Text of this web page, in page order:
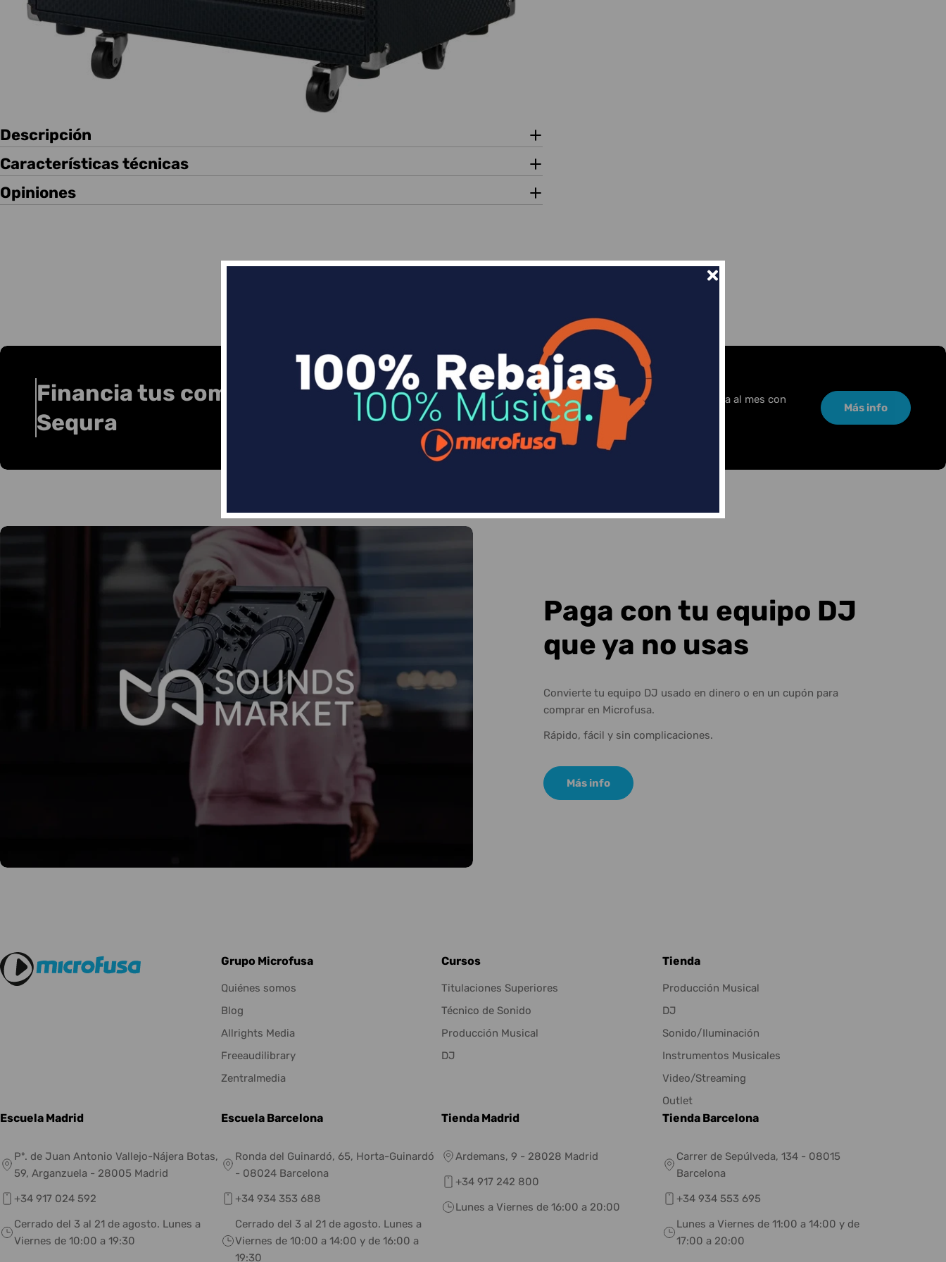
Descripción
Características técnicas
Opiniones
Financia tus compras con
Sequra
Divide en 3 sin coste o hasta en 18 meses por una pequeña cuota al mes con
Sequra
Más info
Paga con tu equipo DJ
que ya no usas
Convierte tu equipo DJ usado en dinero o en un cupón para
comprar en Microfusa.
Rápido, fácil y sin complicaciones.
Más info
Grupo Microfusa
Quiénes somos
Blog
Allrights Media
Freeaudilibrary
Zentralmedia
Cursos
Titulaciones Superiores
Técnico de Sonido
Producción Musical
DJ
Tienda
Producción Musical
DJ
Sonido/Iluminación
Instrumentos Musicales
Video/Streaming
Outlet
Escuela Madrid
Pº. de Juan Antonio Vallejo-Nájera Botas,
59, Arganzuela - 28005 Madrid
+34 917 024 592
Cerrado del 3 al 21 de agosto. Lunes a
Viernes de 10:00 a 19:30
Escuela Barcelona
Ronda del Guinardó, 65, Horta-Guinardó
- 08024 Barcelona
+34 934 353 688
Cerrado del 3 al 21 de agosto. Lunes a
Viernes de 10:00 a 14:00 y de 16:00 a
19:30
Tienda Madrid
Ardemans, 9 - 28028 Madrid
+34 917 242 800
Lunes a Viernes de 16:00 a 20:00
Tienda Barcelona
Carrer de Sepúlveda, 134 - 08015
Barcelona
+34 934 553 695
Lunes a Viernes de 11:00 a 14:00 y de
17:00 a 20:00